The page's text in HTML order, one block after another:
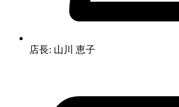
店長: 山川 恵子